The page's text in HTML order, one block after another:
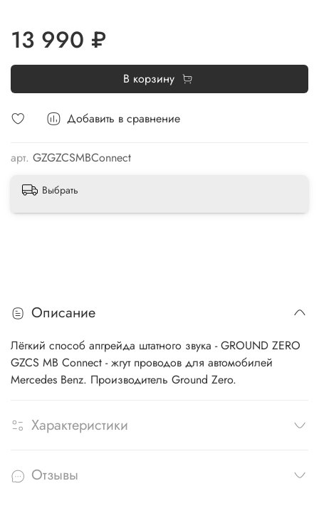
Добавить в сравнение
арт. GZGZCSMBConnect
13 990 ₽
В корзину
Выбрать
Описание
Лёгкий способ апгрейда штатного звука - GROUND ZERO
GZCS MB Connect - жгут проводов для автомобилей
Mercedes Benz. Производитель Ground Zero.
Характеристики
Отзывы